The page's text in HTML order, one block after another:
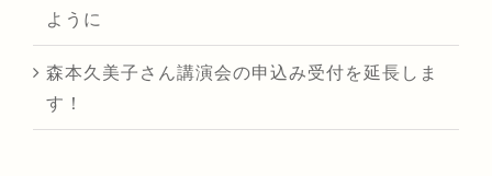
ように
森本久美子さん講演会の申込み受付を延長しま
す！